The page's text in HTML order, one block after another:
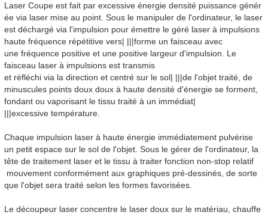
Laser Coupe est fait par excessive énergie densité puissance génér
ée via laser mise au point. Sous le manipuler de l'ordinateur, le laser
est déchargé via l'impulsion pour émettre le géré laser à impulsions
haute fréquence répétitive vers| |||forme un faisceau avec
une fréquence positive et une positive largeur d'impulsion. Le
faisceau laser à impulsions est transmis
et réfléchi via la direction et centré sur le sol| |||de l'objet traité, de
minuscules points doux doux à haute densité d'énergie se forment,
fondant ou vaporisant le tissu traité à un immédiat|
|||excessive température.
Chaque impulsion laser à haute énergie immédiatement pulvérise
un petit espace sur le sol de l'objet. Sous le gérer de l'ordinateur, la
tête de traitement laser et le tissu à traiter fonction non-stop relatif
mouvement conformément aux graphiques pré-dessinés, de sorte
que l'objet sera traité selon les formes favorisées.
Le découpeur laser concentre le laser doux sur le matériau, chauffe